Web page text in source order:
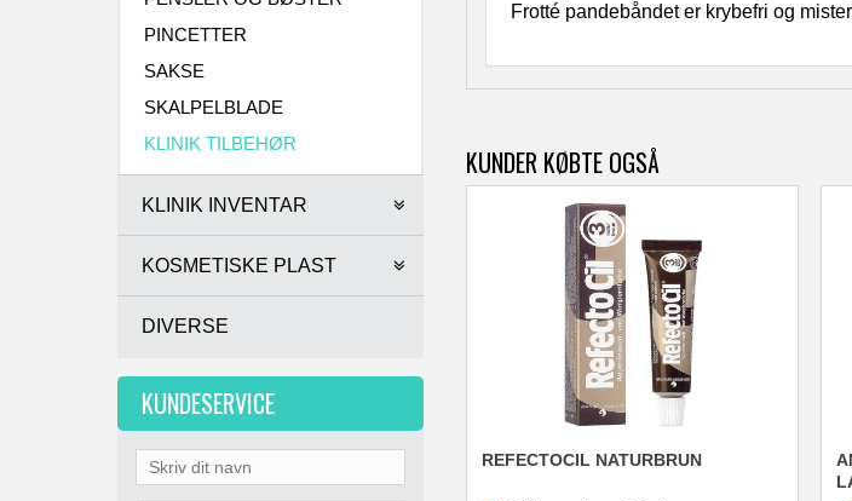
PINCETTER
SAKSE
SKALPELBLADE
KLINIK TILBEHØR
KLINIK INVENTAR
KOSMETISKE PLAST
DIVERSE
KUNDESERVICE
Frotté pandebåndet er krybefri og
KUNDER KØBTE OGSÅ
REFECTOCIL NATURBRUN